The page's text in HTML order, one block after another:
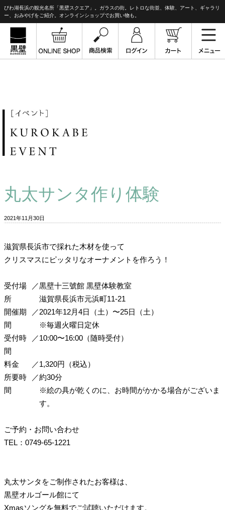
びわ湖長浜の観光名所「黒壁スクエア」。ガラスの街。レトロな街並、体験、アート、ギャラリ
ー、おみやげをご紹介。オンラインショップでお買い物も。
丸太サンタ作り体験
2021年11月30日
滋賀県長浜市で採れた木材を使って
クリスマスにピッタリなオーナメントを作ろう！
受付場
所
／黒壁十三號館 黒壁体験教室
滋賀県長浜市元浜町11-21
開催期
間
／2021年12月4日（土）〜25日（土）
※毎週火曜日定休
受付時
間
／10:00〜16:00（随時受付）
料金 ／1,320円（税込）
所要時
間
／約30分
※絵の具が乾くのに、お時間がかかる場合がございま
す。
ご予約・お問い合わせ
TEL：0749-65-1221
丸太サンタをご制作されたお客様は、
黒壁オルゴール館にて
Xmasソングを無料でご試聴いただけます。